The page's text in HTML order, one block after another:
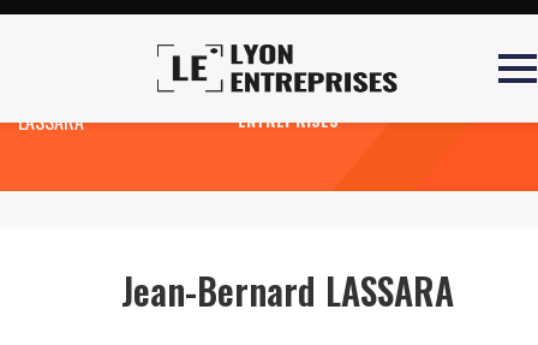
Jean-Bernard
LASSARA
TOUTE L’ACTUALITÉ LYON
ENTREPRISES
Jean-Bernard LASSARA